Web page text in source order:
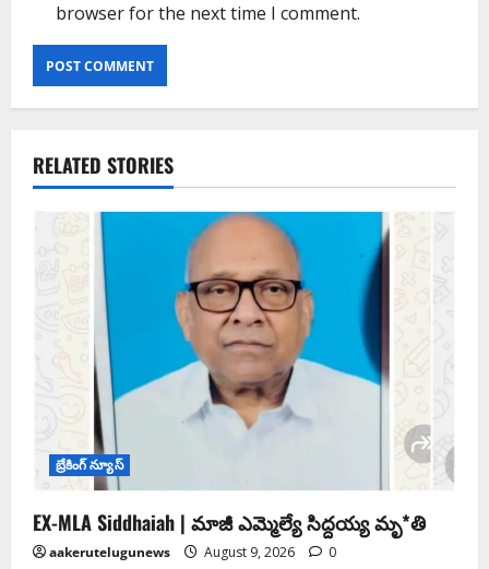
browser for the next time I comment.
RELATED STORIES
బ్రేకింగ్ న్యూస్
EX-MLA Siddhaiah | మాజీ ఎమ్మెల్యే సిద్దయ్య మృ*తి
aakerutelugunews August 9, 2026 0